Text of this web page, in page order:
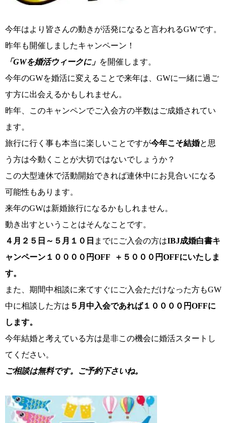
ご来店WEB予約 婚活キャンペーン
お問い合わせ
佐世保店
ウィッシュの婚活メソッド ご成婚までの流れ
今年はより皆さんの動きが活発になると言われるGWです。
昨年も開催しましたキャンペーン！
「GWを婚活ウィークに」 を開催します。
今年のGWを婚活に変えることで来年は、GWに一緒に過ご
す方に出会えるかもしれません。
昨年、このキャンペンでご入会方の半数はご成婚されてい
ます。
旅行に行く事も本当に楽しいことですが今年こそ結婚と思
う方は今動くことが大切ではないでしょうか？
この大型連休で活動開始できれば連休中にお見合いになる
可能性もあります。
来年のGWは新婚旅行になるかもしれません。
動き出すということはそんなことです。
４月２５日～５月１０日 までにご入会の方はIBJ成婚白書キ
ャンペーン１００００円OFF ＋５０００円OFFにいたしま
す。
また、期間中相談に来てすぐにご入会ただけなった方もGW
中に相談した方は ５月中入会であれば１００００円OFFに
します。
今年結婚と考えている方は是非この機会に婚活スタートし
てください。
ご相談は無料です。ご予約下さいね。